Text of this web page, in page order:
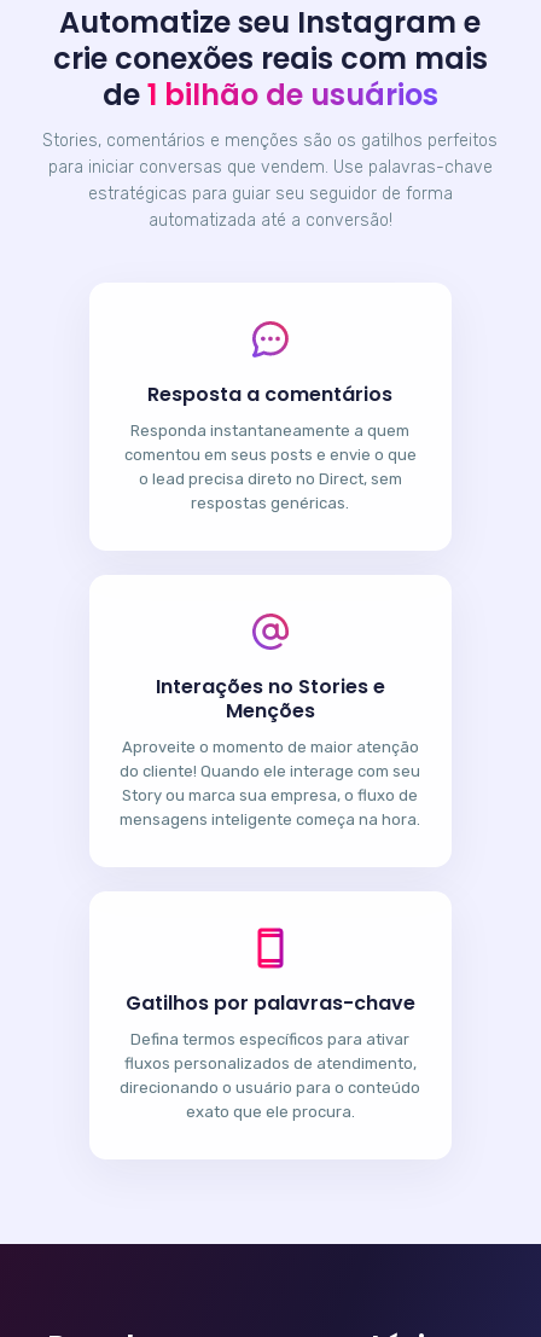
Automatize seu Instagram e
crie conexões reais com mais
de1 bilhão de usuários
Stories, comentários e menções são os gatilhos perfeitos
para iniciar conversas que vendem. Use palavras-chave
estratégicas para guiar seu seguidor de forma
automatizada até a conversão!
Resposta a comentários
Responda instantaneamente a quem
comentou em seus posts e envie o que
o lead precisa direto no Direct, sem
respostas genéricas.
Interações no Stories e
Menções
Aproveite o momento de maior atenção
do cliente! Quando ele interage com seu
Story ou marca sua empresa, o fluxo de
mensagens inteligente começa na hora.
Gatilhos por palavras-chave
Defina termos específicos para ativar
fluxos personalizados de atendimento,
direcionando o usuário para o conteúdo
exato que ele procura.